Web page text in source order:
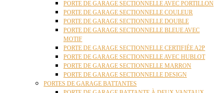
PORTE DE GARAGE SECTIONNELLE AVEC PORTILLON
PORTE DE GARAGE SECTIONNELLE COULEUR
PORTE DE GARAGE SECTIONNELLE DOUBLE
PORTE DE GARAGE SECTIONNELLE BLEUE AVEC
MOTIF
PORTE DE GARAGE SECTIONNELLE CERTIFIÉE A2P
PORTE DE GARAGE SECTIONNELLE AVEC HUBLOT
PORTE DE GARAGE SECTIONNELLE MARRON
PORTE DE GARAGE SECTIONNELLE DESIGN
PORTES DE GARAGE BATTANTES